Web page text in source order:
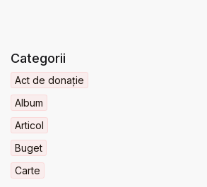
Categorii
Act de donație
Album
Articol
Buget
Carte